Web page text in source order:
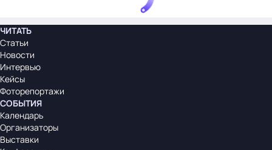
ЧИТАТЬ
Статьи
Новости
Интервью
Кейсы
Фоторепортажи
СОБЫТИЯ
Календарь
Организаторы
Выставки